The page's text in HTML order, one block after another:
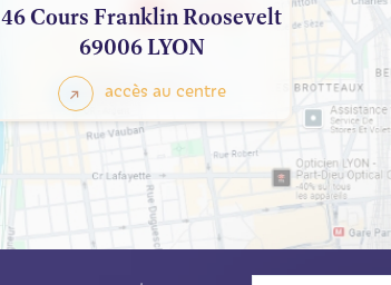
46 Cours Franklin Roosevelt
69006 LYON
accès au centre